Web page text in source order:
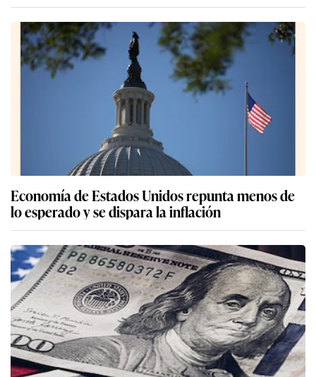
Economía de Estados Unidos repunta menos de
lo esperado y se dispara la inflación